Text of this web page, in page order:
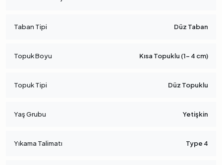
Taban Tipi Düz Taban
Topuk Boyu Kısa Topuklu (1- 4 cm)
Topuk Tipi Düz Topuklu
Yaş Grubu Yetişkin
Yıkama Talimatı Type 4